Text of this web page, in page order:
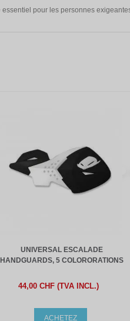
pour les personnes
UNIVERSAL ESCALADE
HANDGUARDS, 5 COLORORATIONS
44,00 CHF (TVA INCL.)
ACHETEZ